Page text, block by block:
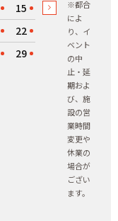
15
22
29
※都合
によ
り、イ
ベント
の中
止・延
期およ
び、施
設の営
業時間
変更や
休業の
場合が
ござい
ます。